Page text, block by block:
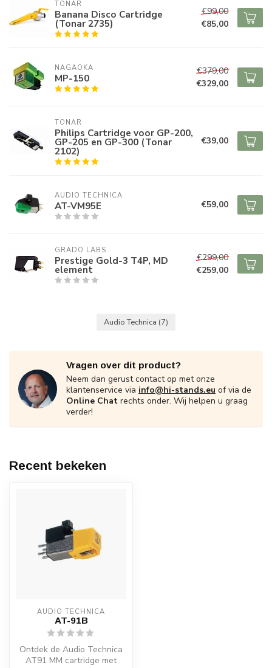
TONAR
Banana Disco Cartridge
(Tonar 2735)
€99,00
€85,00
NAGAOKA
MP-150
€379,00
€329,00
TONAR
Philips Cartridge voor GP-200,
GP-205 en GP-300 (Tonar
2102)
€39,00
AUDIO TECHNICA
AT-VM95E €59,00
GRADO LABS
Prestige Gold-3 T4P, MD
element
€299,00
€259,00
Audio Technica (7)
Vragen over dit product?
Neem dan gerust contact op met onze
klantenservice via info@hi-stands.eu of via de
Online Chat rechts onder. Wij helpen u graag
verder!
Recent bekeken
AUDIO TECHNICA
AT-91B
Ontdek de Audio Technica
AT91 MM cartridge met